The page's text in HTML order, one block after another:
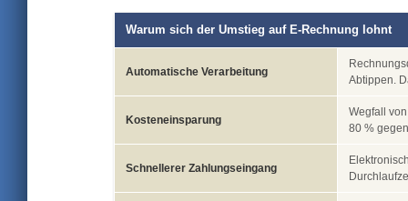
Warum sich der Umstieg auf E-Rechnung lohnt
Automatische Verarbeitung
Abtippen.
Kosteneinsparung
Wegfall
80 %
Schnellerer Zahlungseingang